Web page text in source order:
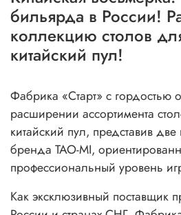
бильярда в России!
коллекцию столов
китайский пул!
Фабрика «Старт» с гордостью
расширении ассортимента
китайский пул, представив
бренда TAO-MI,
профессиональный уровень
Как эксклюзивный поставщик